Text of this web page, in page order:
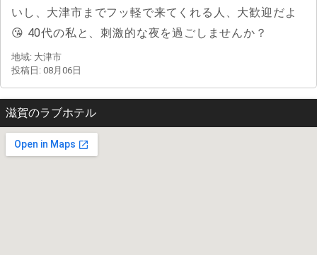
いし、大津市までフッ軽で来てくれる人、大歓迎だよ
😘 40代の私と、刺激的な夜を過ごしませんか？
地域: 大津市
投稿日: 08月06日
滋賀のラブホテル